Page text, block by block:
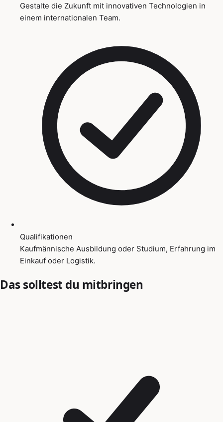
Gestalte die Zukunft mit innovativen Technologien in
einem internationalen Team.
Qualifikationen
Kaufmännische Ausbildung oder Studium, Erfahrung im
Einkauf oder Logistik.
Das solltest du mitbringen